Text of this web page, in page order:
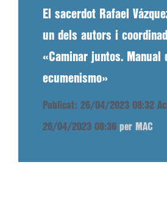
El sacerdot Rafael
un dels autors i
«Caminar juntos. Manual
ecumenismo»
Publicat: 26/04/2023 08:32
26/04/2023 08:36 per MAC